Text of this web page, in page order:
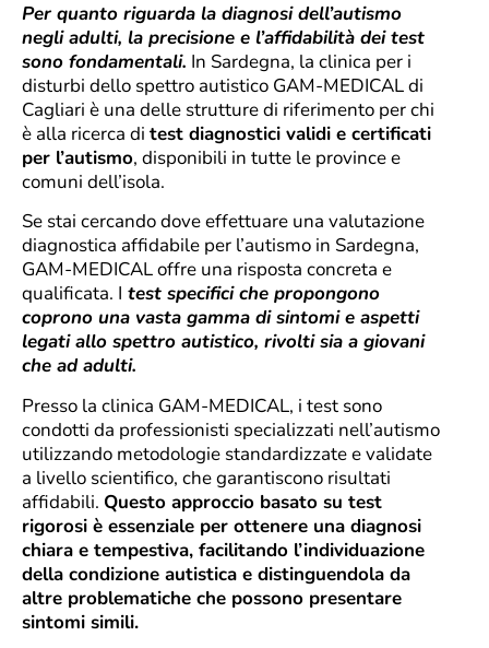
Per quanto riguarda la diagnosi dell’autismo
negli adulti, la precisione e l’affidabilità dei test
sono fondamentali. In Sardegna, la clinica per i
disturbi dello spettro autistico GAM-MEDICAL di
Cagliari è una delle strutture di riferimento per chi
è alla ricerca di test diagnostici validi e certificati
per l’autismo, disponibili in tutte le province e
comuni dell’isola.
Se stai cercando dove effettuare una valutazione
diagnostica affidabile per l’autismo in Sardegna,
GAM-MEDICAL offre una risposta concreta e
qualificata. I test specifici che propongono
coprono una vasta gamma di sintomi e aspetti
legati allo spettro autistico, rivolti sia a giovani
che ad adulti.
Presso la clinica GAM-MEDICAL, i test sono
condotti da professionisti specializzati nell’autismo
utilizzando metodologie standardizzate e validate
a livello scientifico, che garantiscono risultati
affidabili. Questo approccio basato su test
rigorosi è essenziale per ottenere una diagnosi
chiara e tempestiva, facilitando l’individuazione
della condizione autistica e distinguendola da
altre problematiche che possono presentare
sintomi simili.